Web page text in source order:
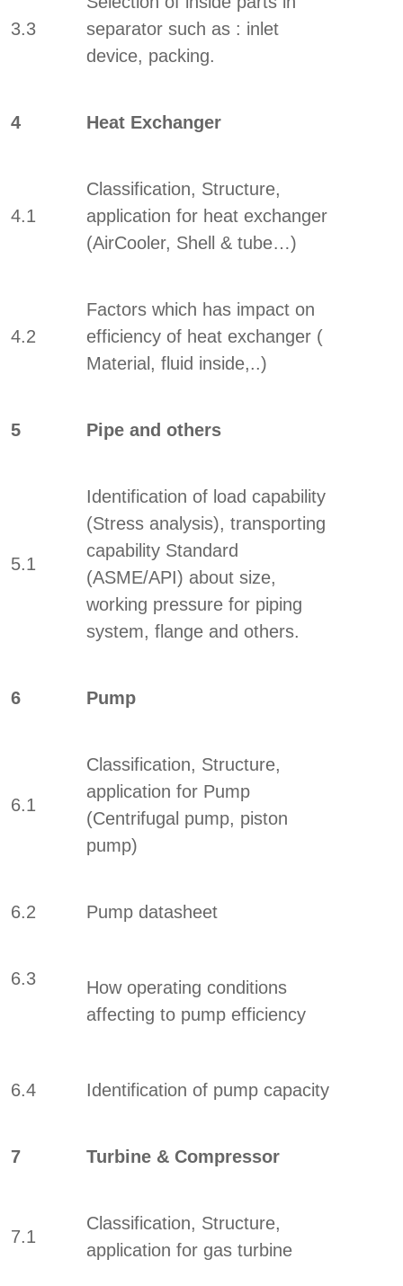
3.3
separator such as : inlet
device, packing.
4 Heat Exchanger
4.1
Classification, Structure,
application for heat exchanger
(AirCooler, Shell & tube…)
4.2
Factors which has impact on
efficiency of heat exchanger (
Material, fluid inside,..)
5 Pipe and others
5.1
Identification of load capability
(Stress analysis), transporting
capability Standard
(ASME/API) about size,
working pressure for piping
system, flange and others.
6 Pump
6.1
Classification, Structure,
application for Pump
(Centrifugal pump, piston
pump)
6.2 Pump datasheet
6.3
How operating conditions
affecting to pump efficiency
6.4 Identification of pump capacity
7 Turbine & Compressor
7.1
Classification, Structure,
application for gas turbine